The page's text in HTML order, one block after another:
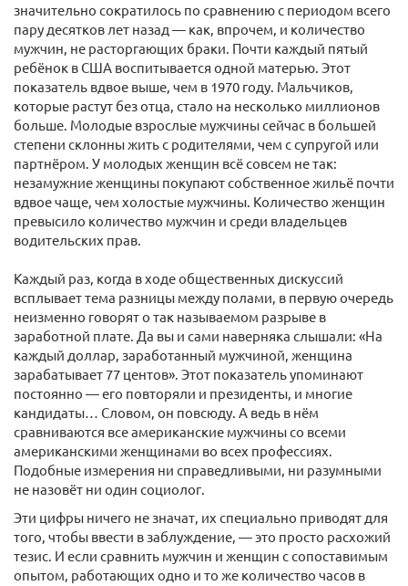
значительно сократилось по сравнению с периодом всего
пару десятков лет назад — как, впрочем, и количество
мужчин, не расторгающих браки. Почти каждый пятый
ребёнок в США воспитывается одной матерью. Этот
показатель вдвое выше, чем в 1970 году. Мальчиков,
которые растут без отца, стало на несколько миллионов
больше. Молодые взрослые мужчины сейчас в большей
степени склонны жить с родителями, чем с супругой или
партнёром. У молодых женщин всё совсем не так:
незамужние женщины покупают собственное жильё почти
вдвое чаще, чем холостые мужчины. Количество женщин
превысило количество мужчин и среди владельцев
водительских прав.
Каждый раз, когда в ходе общественных дискуссий
всплывает тема разницы между полами, в первую очередь
неизменно говорят о так называемом разрыве в
заработной плате. Да вы и сами наверняка слышали: «На
каждый доллар, заработанный мужчиной, женщина
зарабатывает 77 центов». Этот показатель упоминают
постоянно — его повторяли и президенты, и многие
кандидаты… Словом, он повсюду. А ведь в нём
сравниваются все американские мужчины со всеми
американскими женщинами во всех профессиях.
Подобные измерения ни справедливыми, ни разумными
не назовёт ни один социолог.
Эти цифры ничего не значат, их специально приводят для
того, чтобы ввести в заблуждение, — это просто расхожий
тезис. И если сравнить мужчин и женщин с сопоставимым
опытом, работающих одно и то же количество часов в